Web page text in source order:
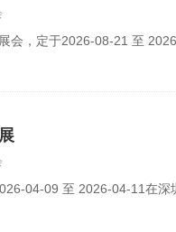
会，定于2026-08-21 至
04-09 至 2026-04-11在